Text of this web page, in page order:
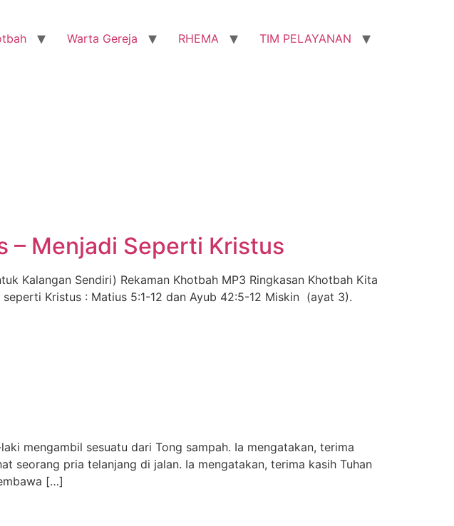
Warta Gereja RHEMA TIM PELAYANAN
– Menjadi Seperti Kristus
Kalangan Sendiri) Rekaman Khotbah MP3 Ringkasan Khotbah Kita
Kristus : Matius 5:1-12 dan Ayub 42:5-12 Miskin (ayat 3).
mengambil sesuatu dari Tong sampah. Ia mengatakan, terima
seorang pria telanjang di jalan. Ia mengatakan, terima kasih Tuhan
[…]